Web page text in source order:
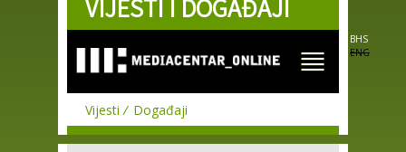
Skip to
main
VIJESTI I DOGAĐAJI
BHS
ENG
Vijesti Događaji